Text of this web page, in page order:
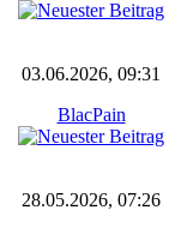
03.06.2026, 09:31
BlacPain
28.05.2026, 07:26